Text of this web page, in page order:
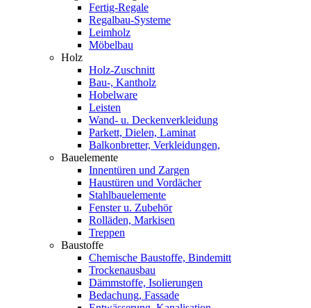
Fertig-Regale
Regalbau-Systeme
Leimholz
Möbelbau
Holz
Holz-Zuschnitt
Bau-, Kantholz
Hobelware
Leisten
Wand- u. Deckenverkleidung
Parkett, Dielen, Laminat
Balkonbretter, Verkleidungen,
Bauelemente
Innentüren und Zargen
Haustüren und Vordächer
Stahlbauelemente
Fenster u. Zubehör
Rolläden, Markisen
Treppen
Baustoffe
Chemische Baustoffe, Bindemitt
Trockenausbau
Dämmstoffe, Isolierungen
Bedachung, Fassade